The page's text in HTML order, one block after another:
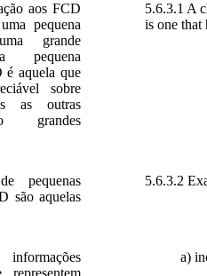
aos FCD
pequena
grande
pequena
é aquela que
sobre
as outras
grandes
5.6.3.1 A
is one that
pequenas
são aquelas
5.6.3.2
a)